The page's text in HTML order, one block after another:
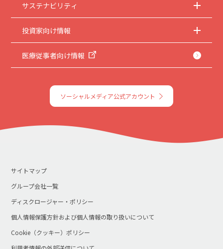
サステナビリティ
投資家向け情報
医療従事者向け情報
ソーシャルメディア公式アカウント
サイトマップ
グループ会社一覧
ディスクロージャー・ポリシー
個人情報保護方針および個人情報の取り扱いについて
Cookie（クッキー）ポリシー